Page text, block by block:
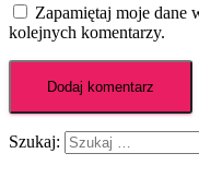
Zapamiętaj moje dane
kolejnych komentarzy.
Szukaj: